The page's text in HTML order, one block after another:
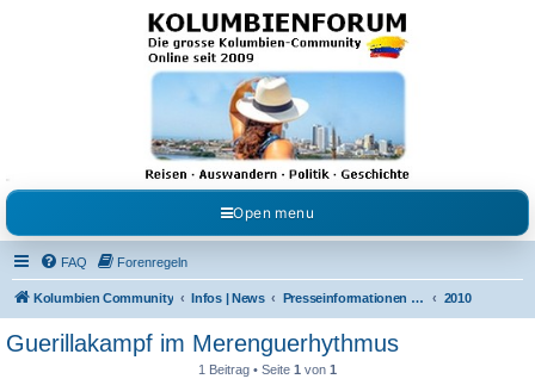
Kolumbienforum - Das
grosse Forum der
Freunde Kolumbiens
Reisen, Auswandern, Kultur, Politik, Geschichte und Visum in Kolumbien und Venezuela.
Austausch, Erfahrungen und Gemeinschaft im Kolumbienforum
Open menu
FAQ Forenregeln
Kolumbien Community Infos | News Presseinformationen & Neuigkeiten 2010
Guerillakampf im Merenguerhythmus
1 Beitrag • Seite 1 von 1